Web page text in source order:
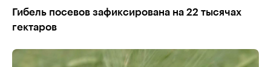
Гибель посевов зафиксирована на 22 тысячах
гектаров